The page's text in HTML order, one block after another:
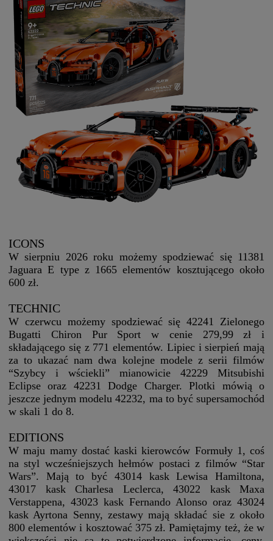
ICONS
W sierpniu 2026 roku możemy spodziewać się 11381
Jaguara E type z 1665 elementów kosztującego około
600 zł.
TECHNIC
W czerwcu możemy spodziewać się 42241 Zielonego
Bugatti Chiron Pur Sport w cenie 279,99 zł i
składającego się z 771 elementów. Lipiec i sierpień mają
za to ukazać nam dwa kolejne modele z serii filmów
“Szybcy i wściekli” mianowicie 42229 Mitsubishi
Eclipse oraz 42231 Dodge Charger. Plotki mówią o
jeszcze jednym modelu 42232, ma to być supersamochód
w skali 1 do 8.
EDITIONS
W maju mamy dostać kaski kierowców Formuły 1, coś
na styl wcześniejszych hełmów postaci z filmów “Star
Wars”. Mają to być 43014 kask Lewisa Hamiltona,
43017 kask Charlesa Leclerca, 43022 kask Maxa
Verstappena, 43023 kask Fernando Alonso oraz 43024
kask Ayrtona Senny, zestawy mają składać sie z około
800 elementów i kosztować 375 zł. Pamiętajmy też, że w